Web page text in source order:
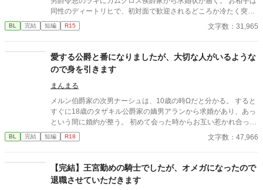
同性のディートリヒで、初対面で歓迎されるどころか冷たく突き
放されてしまう。 『必要最低限関わるな』 『愛人を作るな』
『男遊びならしてもいい』 ディートリヒから実家の借金を完済す
め上手なラキの周りには可愛い令息が集まり、推し活状態に。 一
方、ディートリヒだけが嫉妬で胃を痛める日々。 ラキへの恋心を
BL 完結 短編 R15 文字数：31,965
愛する公爵と番になりましたが、大切な人がいるような
ので身を引きます
まんまる
メルン伯爵家の次男ナーシュは、10歳の時Ωだと分かる。 すると
すぐに18歳のタザキル公爵家の嫡男アランから求婚があり、あっ
という間に婚約が整う。 初めて会った時からお互い惹かれ合って
いると思っていた。 しかしアランにはナーシュが知らない愛する
人がいて、それを知ったナーシュはアランに離婚を申し出る。 で
Ω 年の差夫夫のすれ違い(？)からのハッピーエンドのお話です。
Rシーンは※付けます ※画像はpicrewさんよりお借りしました。
Xアカウント(@wawawa_o_o_)
BL 完結 短編 R18 文字数：47,966
【完結】王宮勤めの騎士でしたが、オメガになったので
退職させていただきます